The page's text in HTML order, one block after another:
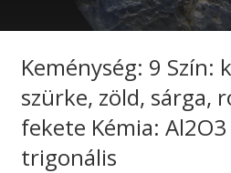
Stones
About Us
Contact us
Keménység: 9 Szín:
szürke, zöld, sárga,
fekete Kémia:
trigonális